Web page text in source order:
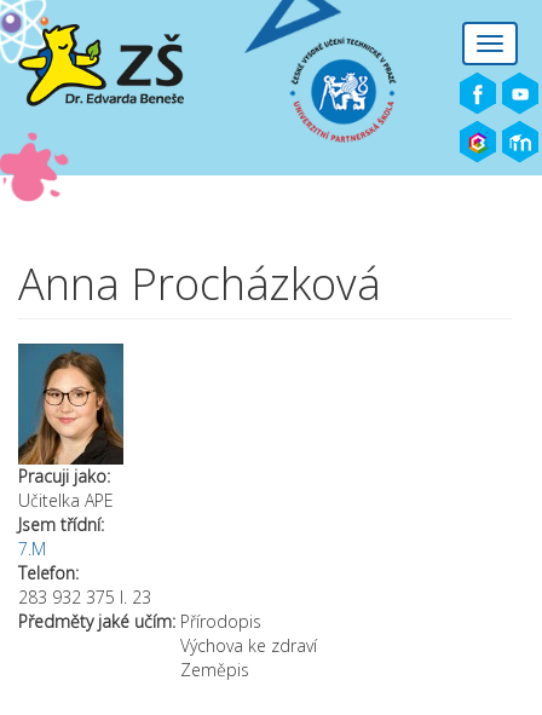
Přejít k hlavnímu obsahu
Toggle
Anna Procházková
Pracuji jako:
Učitelka APE
Jsem třídní:
7.M
Telefon:
283 932 375 l. 23
Předměty jaké učím: Přírodopis
Výchova ke zdraví
Zeměpis